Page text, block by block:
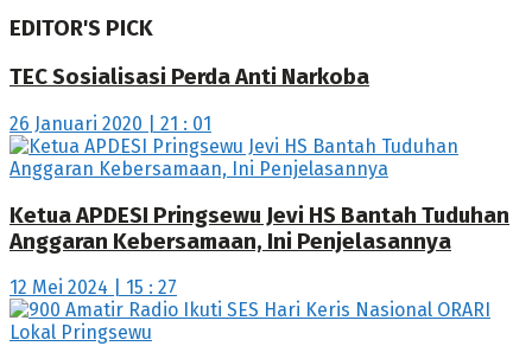
EDITOR'S PICK
TEC Sosialisasi Perda Anti Narkoba
26 Januari 2020 | 21 : 01
Ketua APDESI Pringsewu Jevi HS Bantah Tuduhan
Anggaran Kebersamaan, Ini Penjelasannya
12 Mei 2024 | 15 : 27